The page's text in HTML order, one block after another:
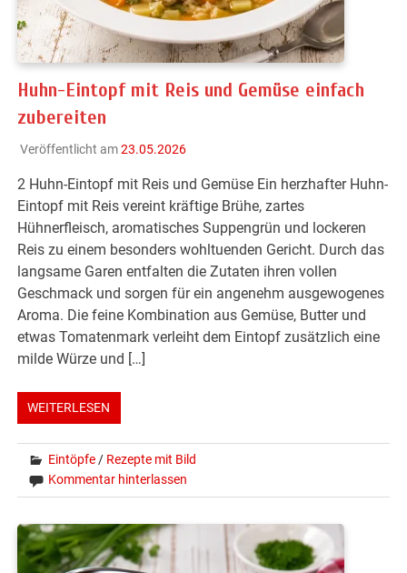
Huhn-Eintopf mit Reis und Gemüse einfach
zubereiten
Veröffentlicht am23.05.2026
2 Huhn-Eintopf mit Reis und Gemüse Ein herzhafter Huhn-
Eintopf mit Reis vereint kräftige Brühe, zartes
Hühnerfleisch, aromatisches Suppengrün und lockeren
Reis zu einem besonders wohltuenden Gericht. Durch das
langsame Garen entfalten die Zutaten ihren vollen
Geschmack und sorgen für ein angenehm ausgewogenes
Aroma. Die feine Kombination aus Gemüse, Butter und
etwas Tomatenmark verleiht dem Eintopf zusätzlich eine
milde Würze und […]
WEITERLESEN
Eintöpfe / Rezepte mit Bild
Kommentar hinterlassen